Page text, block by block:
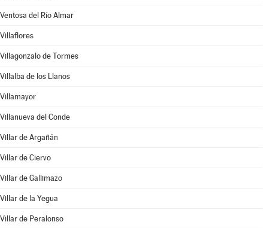
Ventosa del Río Almar
Villaflores
Villagonzalo de Tormes
Villalba de los Llanos
Villamayor
Villanueva del Conde
Villar de Argañán
Villar de Ciervo
Villar de Gallimazo
Villar de la Yegua
Villar de Peralonso